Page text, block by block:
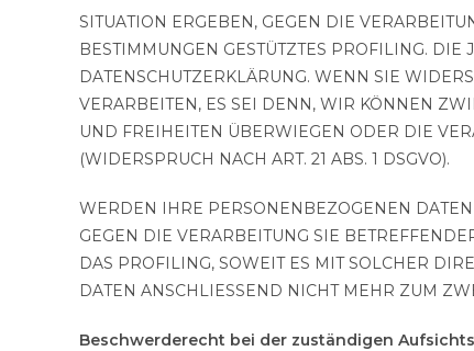
SITUATION ERGEBEN, GEGEN DIE
BESTIMMUNGEN GESTÜTZTES PROFILING.
DATENSCHUTZERKLÄRUNG. WENN SIE
VERARBEITEN, ES SEI DENN, WIR KÖNNEN
UND FREIHEITEN ÜBERWIEGEN ODER DIE
(WIDERSPRUCH NACH ART. 21 ABS. 1 DSGVO).
WERDEN IHRE PERSONENBEZOGENEN
GEGEN DIE VERARBEITUNG SIE
DAS PROFILING, SOWEIT ES MIT SOLCHER
DATEN ANSCHLIESSEND NICHT MEHR ZUM
Beschwerderecht bei der zuständigen